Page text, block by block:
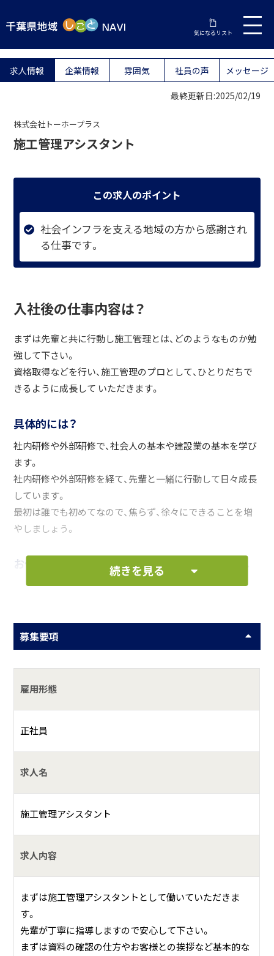
気になるリスト
求人情報 企業情報 雰囲気 社員の声 メッセージ
最終更新日:2025/02/19
株式会社トーホープラス
施工管理アシスタント
この求人のポイント
社会インフラを支える地域の方から感謝され
る仕事です。
入社後の仕事内容は？
まずは先輩と共に行動し施工管理とは、どのようなものか勉
強して下さい。
資格取得などを行い、施工管理のプロとして、ひとりだちで
きるように成長して いただきます。
具体的には？
社内研修や外部研修で、社会人の基本や建設業の基本を学び
ます。
社内研修や外部研修を経て、先輩と一緒に行動して日々成長
しています。
最初は誰でも初めてなので、焦らず、徐々にできることを増
やしましょう。
お仕事の一例として、以下のような業務を想定し
ています。
労務管理や、お客様との連絡など
何をしている会社？
建築物の総合改修工事を行っている会社です。
具体的には？
弊社は創業以来50年以上塗装工事や防水工事を請け負い、蓄
積した技術や知識があります。特に火力発電所などの大きな
電力設備や橋梁、ビルやマンションなど普段から見ているも
の使っているものにも弊社の塗装・防水技術が使われていま
す。
続きを見る
募集要項
雇用形態
正社員
求人名
施工管理アシスタント
求人内容
まずは施工管理アシスタントとして働いていただきま
す。
先輩が丁寧に指導しますので安心して下さい。
まずは資料の確認の仕方やお客様との挨拶など基本的な